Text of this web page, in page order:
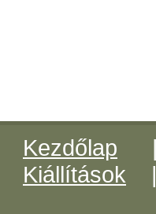
Kezdőlap
Kiállítások